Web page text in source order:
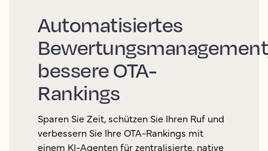
Automatisiertes
bessere OTA-
Rankings
Sparen Sie Zeit, schützen Sie Ihren Ruf und
verbessern Sie Ihre OTA-Rankings mit
einem KI-Agenten für zentralisierte, native